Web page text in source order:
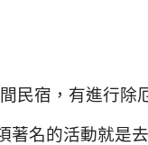
民宿，有進行除
著名的活動就是